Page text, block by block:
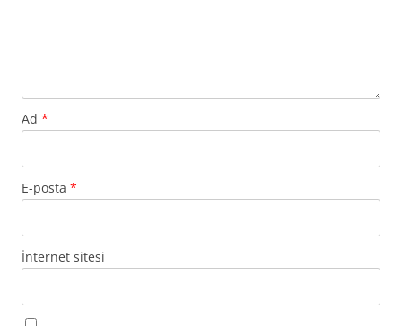
Ad *
E-posta *
İnternet sitesi